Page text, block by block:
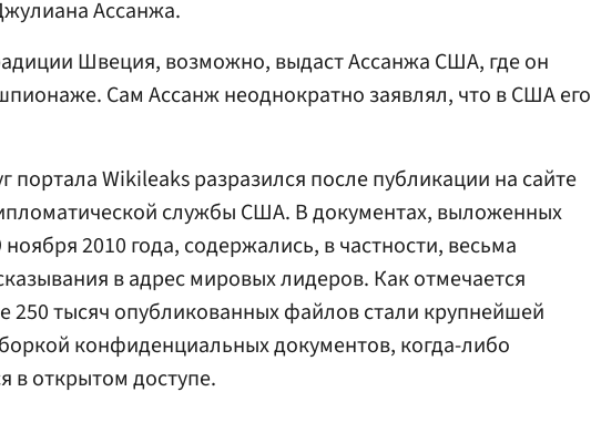
Ассанжа.
Швеция, возможно, выдаст Ассанжа США, где он
Сам Ассанж неоднократно заявлял, что в США его
портала Wikileaks разразился после публикации на сайте
службы США. В документах, выложенных
2010 года, содержались, в частности, весьма
в адрес мировых лидеров. Как отмечается
250 тысяч опубликованных файлов стали крупнейшей
конфиденциальных документов, когда-либо
в открытом доступе.